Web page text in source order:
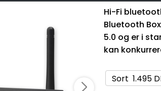
Hi-Fi
Bluetooth
5.0 og er i
kan